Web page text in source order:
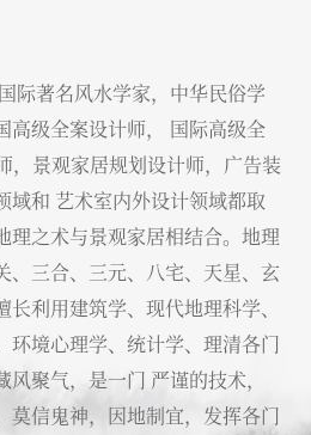
际著名风水学家，中华民俗学
高级全案设计师， 国际高级全
，景观家居规划设计师，广告装
域和 艺术室内外设计领域都取
理之术与景观家居相结合。地理
、三合、三元、八宅、天星、玄
利用建筑学、现代地理科学、
环境心理学、统计学、理清各门
聚气，是一门 严谨的技术，
莫信鬼神，因地制宜，发挥各门